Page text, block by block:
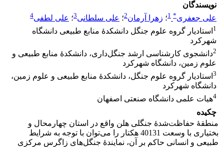
نویسندگان
علی جعفری*
1؛ زهرا آرمان2؛ علی سلطانی3؛ علی لطفی4
1 استادیار گروه علوم جنگل دانشکدۀ منابع طبیعی دانشگاه
شهرکرد
2دانشجوی کارشناسی ارشد جنگل‌داری، دانشکدۀ منابع طبیعی و
علوم زمین، دانشگاه شهرکرد
3 استادیار گروه علوم جنگل،‌ دانشکدۀ منابع طبیعی و علوم زمین،
دانشگاه شهرکرد
4هیات علمی دانشگاه صنعتی اصفهان
چکیده
منطقۀ حفاظت‌شدۀ جنگلی هلن واقع در استان چهارمحال و
بختیاری با وسعت 40131 هکتار را می‌‌توان با توجه به شرایط
طبیعی و انسانی حاکم بر آن، نمایندۀ جنگل‌‌های زاگرس مرکزی